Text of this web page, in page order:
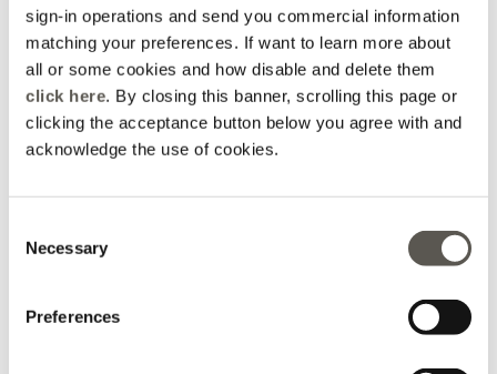
sign-in operations and send you commercial information
matching your preferences. If want to learn more about
all or some cookies and how disable and delete them
click here. By closing this banner, scrolling this page or
clicking the acceptance button below you agree with and
acknowledge the use of cookies.
Selection
Necessary
Preferences
Blu
CHF 155,00